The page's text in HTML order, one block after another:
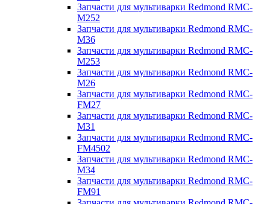
Запчасти для мультиварки Redmond RMC-
M252
Запчасти для мультиварки Redmond RMC-
M36
Запчасти для мультиварки Redmond RMC-
M253
Запчасти для мультиварки Redmond RMC-
M26
Запчасти для мультиварки Redmond RMC-
FM27
Запчасти для мультиварки Redmond RMC-
M31
Запчасти для мультиварки Redmond RMC-
FM4502
Запчасти для мультиварки Redmond RMC-
M34
Запчасти для мультиварки Redmond RMC-
FM91